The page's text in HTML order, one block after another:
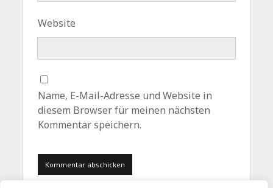
Website
Name, E-Mail-Adresse und Website in
diesem Browser für meinen nächsten
Kommentar speichern.